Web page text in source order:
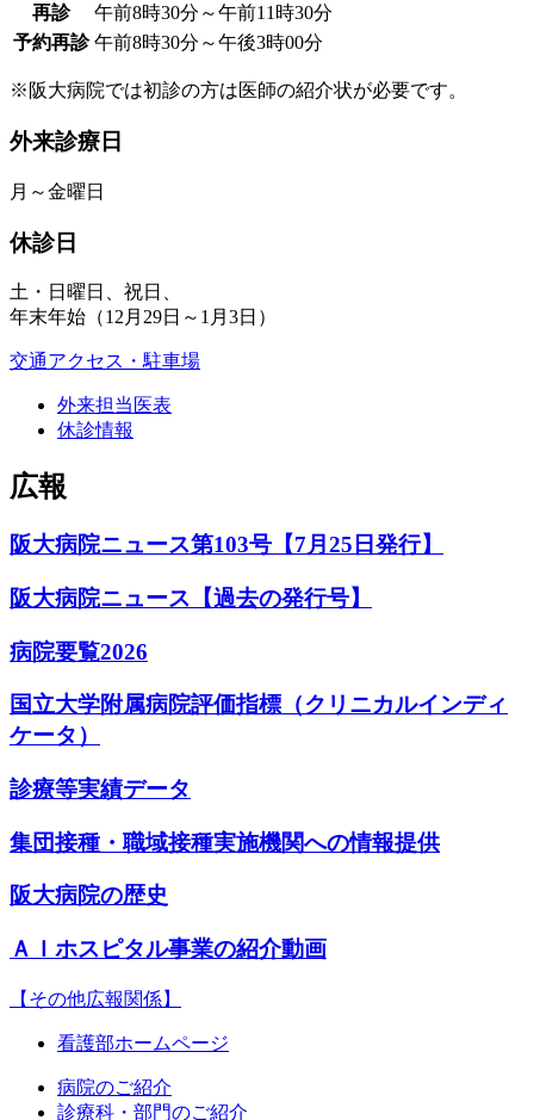
再診
午前8時30分～午前11時30分
予約再診 午前8時30分～午後3時00分
※阪大病院では初診の方は医師の紹介状が必要です。
外来診療日
月～金曜日
休診日
土・日曜日、祝日、
年末年始（12月29日～1月3日）
交通アクセス・駐車場
外来担当医表
休診情報
広報
阪大病院ニュース第103号【7月25日発行】
阪大病院ニュース【過去の発行号】
病院要覧2026
国立大学附属病院評価指標（クリニカルインディ
ケータ）
診療等実績データ
集団接種・職域接種実施機関への情報提供
阪大病院の歴史
ＡＩホスピタル事業の紹介動画
【その他広報関係】
看護部ホームページ
病院のご紹介
診療科・部門のご紹介